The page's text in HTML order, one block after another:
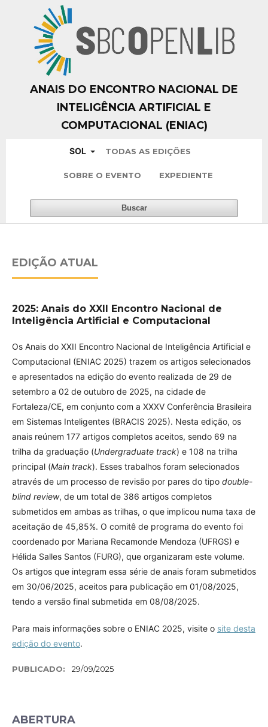
ANAIS DO ENCONTRO NACIONAL DE
INTELIGÊNCIA ARTIFICIAL E
COMPUTACIONAL (ENIAC)
SOL TODAS AS EDIÇÕES
SOBRE O EVENTO EXPEDIENTE
Buscar
EDIÇÃO ATUAL
2025: Anais do XXII Encontro Nacional de
Inteligência Artificial e Computacional
Os Anais do XXII Encontro Nacional de Inteligência Artificial e
Computacional (ENIAC 2025) trazem os artigos selecionados
e apresentados na edição do evento realizada de 29 de
setembro a 02 de outubro de 2025, na cidade de
Fortaleza/CE, em conjunto com a XXXV Conferência Brasileira
em Sistemas Inteligentes (BRACIS 2025). Nesta edição, os
anais reúnem 177 artigos completos aceitos, sendo 69 na
trilha da graduação (Undergraduate track) e 108 na trilha
principal (Main track). Esses trabalhos foram selecionados
através de um processo de revisão por pares do tipo double-
blind review, de um total de 386 artigos completos
submetidos em ambas as trilhas, o que implicou numa taxa de
aceitação de 45,85%. O comitê de programa do evento foi
coordenado por Mariana Recamonde Mendoza (UFRGS) e
Hélida Salles Santos (FURG), que organizaram este volume.
Os artigos que integram essa série de anais foram submetidos
em 30/06/2025, aceitos para publicação em 01/08/2025,
tendo a versão final submetida em 08/08/2025.
Para mais informações sobre o ENIAC 2025, visite o site desta
edição do evento.
PUBLICADO: 29/09/2025
ABERTURA